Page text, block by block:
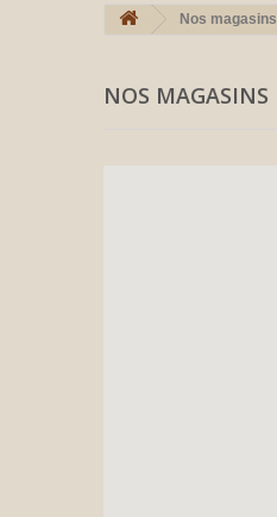
Nos magasins
NOS MAGASINS